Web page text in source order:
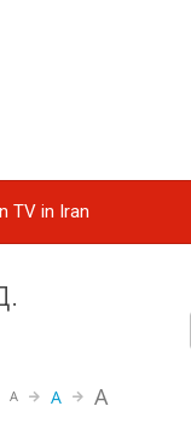
TV in Iran
A A A